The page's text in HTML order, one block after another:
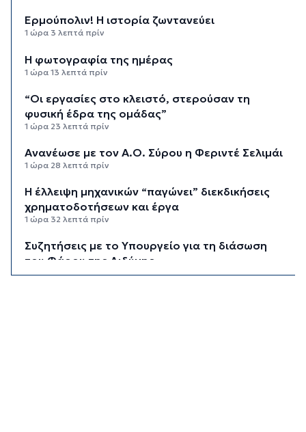
Ερμούπολιν! Η ιστορία ζωντανεύει
1 ώρα 3 λεπτά πρίν
Η φωτογραφία της ημέρας
1 ώρα 13 λεπτά πρίν
“Οι εργασίες στο κλειστό, στερούσαν τη
φυσική έδρα της ομάδας”
1 ώρα 23 λεπτά πρίν
Ανανέωσε με τον Α.Ο. Σύρου η Φεριντέ Σελιμάι
1 ώρα 28 λεπτά πρίν
Η έλλειψη μηχανικών “παγώνει” διεκδικήσεις
χρηματοδοτήσεων και έργα
1 ώρα 32 λεπτά πρίν
Συζητήσεις με το Υπουργείο για τη διάσωση
του Φάρου της Διδύμης
1 ώρα 37 λεπτά πρίν